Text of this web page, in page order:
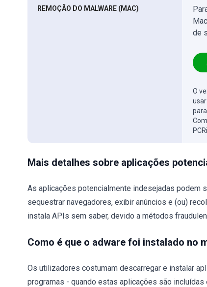
REMOÇÃO DO MALWARE (MAC)
de
O
Mais detalhes sobre aplicações
As aplicações potencialmente indesejadas podem
sequestrar navegadores, exibir anúncios e (ou)
instala APIs sem saber, devido a métodos
Como é que o adware foi instalado no
Os utilizadores costumam descarregar e instalar
programas - quando estas aplicações são